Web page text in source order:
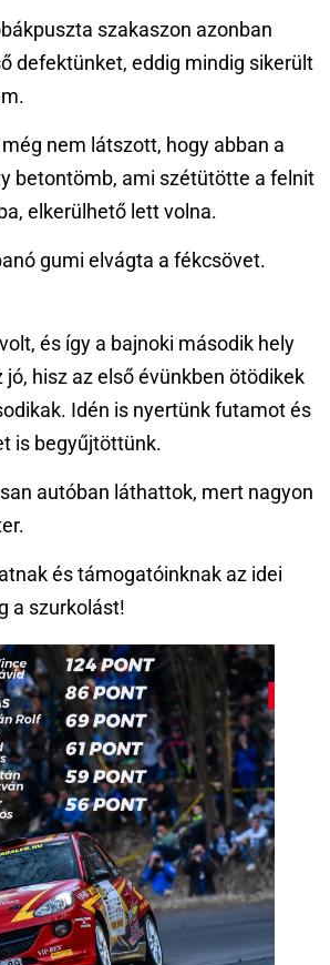
szakaszon azonban
defektünket, eddig mindig sikerült
nem látszott, hogy abban a
betontömb, ami szétütötte a felnit
elkerülhető lett volna.
gumi elvágta a fékcsövet.
és így a bajnoki második hely
jó, hisz az első évünkben ötödikek
Idén is nyertünk futamot és
is begyűjtöttünk.
autóban láthattok, mert nagyon
és támogatóinknak az idei
a szurkolást!